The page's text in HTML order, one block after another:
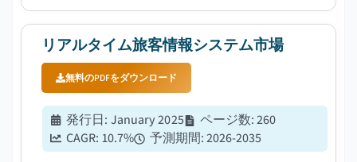
だ。...
リアルタイム旅客情報システム市場
無料のPDFをダウンロード
発行日: January 2025 ページ数:260
CAGR: 10.7% 予測期間:2026-2035